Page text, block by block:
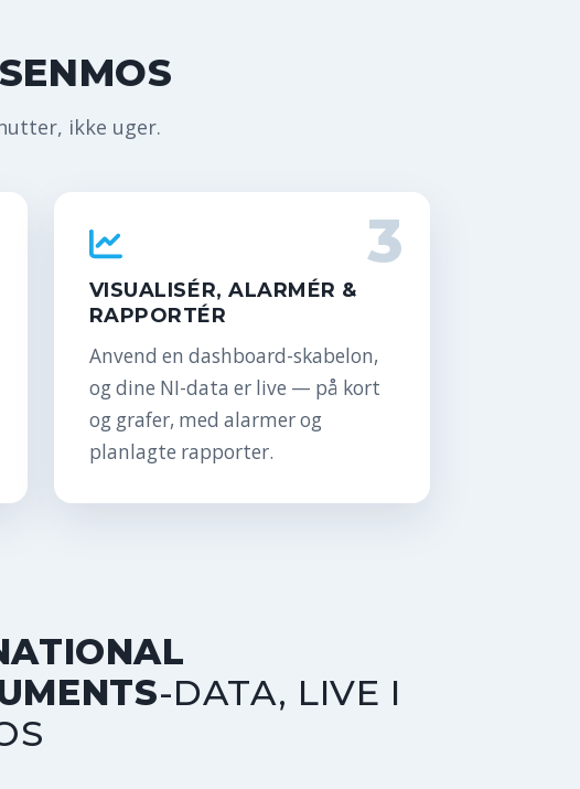
SENMOS
ikke uger.
3
VISUALISÉR, ALARMÉR &
RAPPORTÉR
Anvend en dashboard-skabelon,
og dine NI-data er live — på kort
og grafer, med alarmer og
planlagte rapporter.
-DATA, LIVE I